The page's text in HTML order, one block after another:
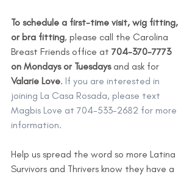
To schedule a first-time visit, wig fitting,
or bra fitting, please call the Carolina
Breast Friends office at 704-370-7773
on Mondays or Tuesdays and ask for
Valarie Love. If you are interested in
joining La Casa Rosada, please text
Magbis Love at 704-533-2682 for more
information.
Help us spread the word so more Latina
Survivors and Thrivers know they have a